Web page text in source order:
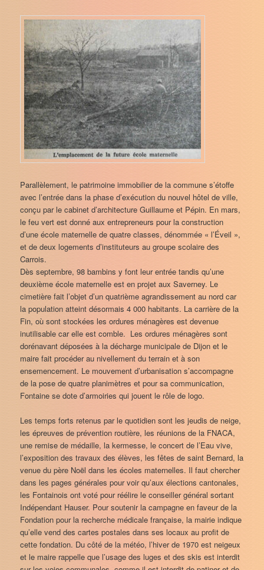
Parallèlement, le patrimoine immobilier de la commune s’étoffe
avec l’entrée dans la phase d’exécution du nouvel hôtel de ville,
conçu par le cabinet d’architecture Guillaume et Pépin. En mars,
le feu vert est donné aux entrepreneurs pour la construction
d’une école maternelle de quatre classes, dénommée « l’Éveil »,
et de deux logements d’instituteurs au groupe scolaire des
Carrois.
Dès septembre, 98 bambins y font leur entrée tandis qu’une
deuxième école maternelle est en projet aux Saverney. Le
cimetière fait l’objet d’un quatrième agrandissement au nord car
la population atteint désormais 4 000 habitants. La carrière de la
Fin, où sont stockées les ordures ménagères est devenue
inutilisable car elle est comble. Les ordures ménagères sont
dorénavant déposées à la décharge municipale de Dijon et le
maire fait procéder au nivellement du terrain et à son
ensemencement. Le mouvement d’urbanisation s’accompagne
de la pose de quatre planimètres et pour sa communication,
Fontaine se dote d’armoiries qui jouent le rôle de logo.
Les temps forts retenus par le quotidien sont les jeudis de neige,
les épreuves de prévention routière, les réunions de la FNACA,
une remise de médaille, la kermesse, le concert de l’Eau vive,
l’exposition des travaux des élèves, les fêtes de saint Bernard, la
venue du père Noël dans les écoles maternelles. Il faut chercher
dans les pages générales pour voir qu’aux élections cantonales,
les Fontainois ont voté pour réélire le conseiller général sortant
Indépendant Hauser. Pour soutenir la campagne en faveur de la
Fondation pour la recherche médicale française, la mairie indique
qu’elle vend des cartes postales dans ses locaux au profit de
cette fondation. Du côté de la météo, l’hiver de 1970 est neigeux
et le maire rappelle que l’usage des luges et des skis est interdit